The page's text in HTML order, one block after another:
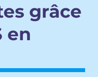
grâce
en